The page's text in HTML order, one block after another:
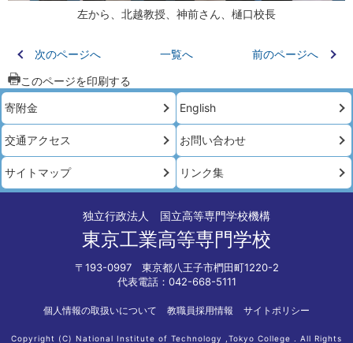
左から、北越教授、神前さん、樋口校長
次のページへ 一覧へ
前のページへ
このページを印刷する
寄附金
English
交通アクセス お問い合わせ
サイトマップ リンク集
独立行政法人 国立高等専門学校機構
東京工業高等専門学校
〒193-0997 東京都八王子市椚田町1220-2
代表電話：042-668-5111
個人情報の取扱いについて 教職員採用情報 サイトポリシー
Copyright (C) National Institute of Technology ,Tokyo College . All Rights